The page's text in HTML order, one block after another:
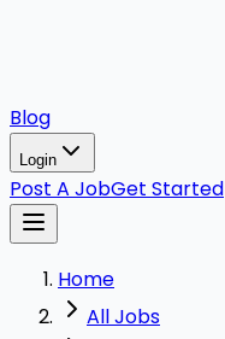
Blog
Login
Post A JobGet Started
Home
All Jobs